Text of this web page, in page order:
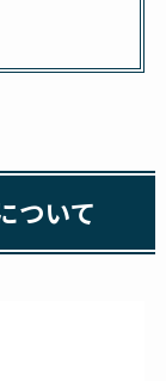
ついて